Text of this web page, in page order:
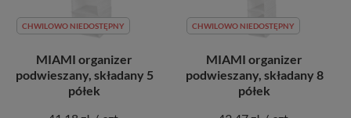
CHWILOWO NIEDOSTĘPNY
MIAMI organizer
podwieszany, składany 5
półek
CHWILOWO NIEDOSTĘPNY
MIAMI organizer
podwieszany, składany 8
półek